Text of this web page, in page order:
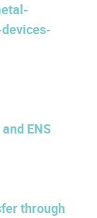
ENS
through